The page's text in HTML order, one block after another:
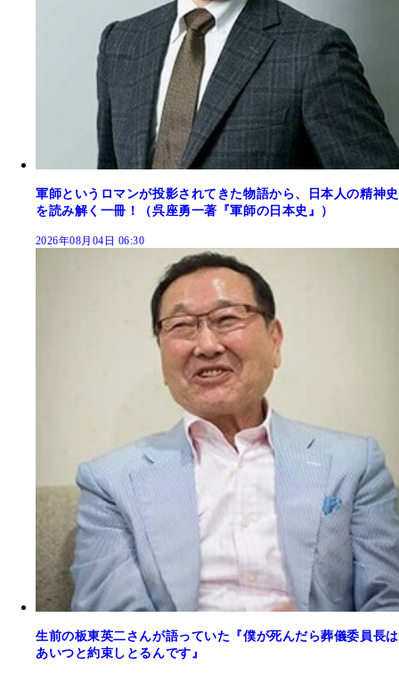
軍師というロマンが投影されてきた物語から、日本人の精神史
を読み解く一冊！（呉座勇一著『軍師の日本史』）
2026年08月04日 06:30
生前の板東英二さんが語っていた『僕が死んだら葬儀委員長は
あいつと約束しとるんです』